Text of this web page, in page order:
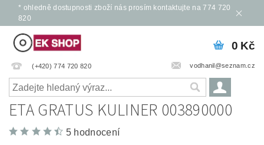
* ohledně dostupnosti zboží nás prosím kontaktujte na 774 720
820
(+420) 774 720 820 vodhanil@seznam.cz
0 Kč
ETA GRATUS KULINER 003890000
5 hodnocení